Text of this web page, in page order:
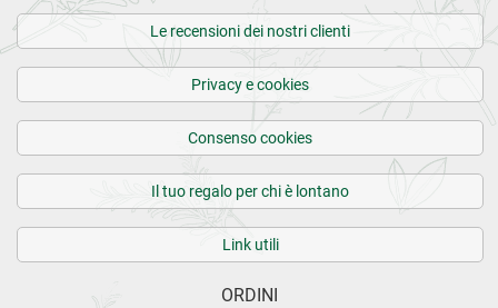
Le recensioni dei nostri clienti
Privacy e cookies
Consenso cookies
Il tuo regalo per chi è lontano
Link utili
ORDINI